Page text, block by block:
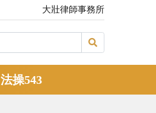
大壯律師事務所
法操543